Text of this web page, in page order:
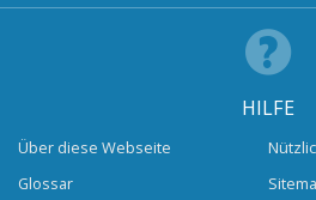
HILFE
Über diese Webseite
Glossar